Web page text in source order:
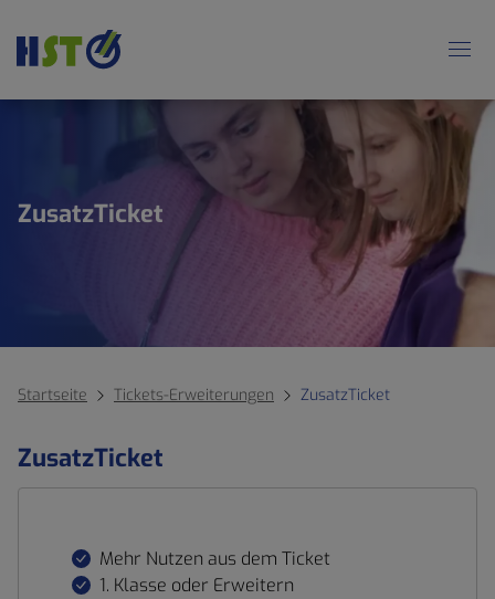
ZusatzTicket
Startseite Tickets-Erweiterungen ZusatzTicket
ZusatzTicket
Mehr Nutzen aus dem Ticket
1. Klasse oder Erweitern